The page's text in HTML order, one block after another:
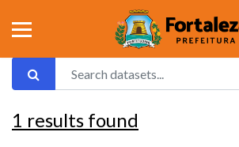
1 results found